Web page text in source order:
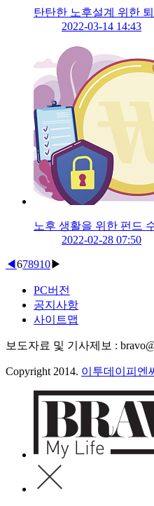
탄탄한 노후설계 위한
2022-03-14 14:43
노후 생활을 위한 펀드
2022-02-28 07:50
◀678910▶
PC버전
공지사항
사이트맵
보도자료 및 기사제보 :
Copyright 2014. 이투데이피엔